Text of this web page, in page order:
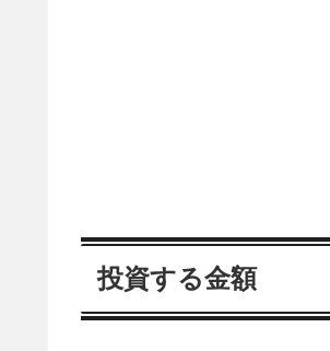
投資する金額